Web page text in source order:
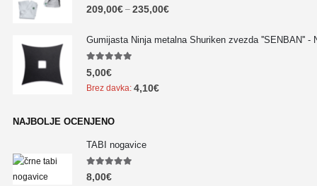
0out of 5
209,00€ – 235,00€
Gumijasta Ninja metalna Shuriken zvezda ''SENBAN'' -
5.00out of 5
5,00€
Brez davka: 4,10€
NAJBOLJE OCENJENO
TABI nogavice
5.00out of 5
8,00€